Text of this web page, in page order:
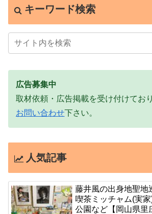
キーワード検索
広告募集中
取材依頼・広告掲載を受け付けてお
お問い合わせ下さい。
人気記事
藤井風の出身地聖地
喫茶ミッチャム(実
公園など【岡山県里